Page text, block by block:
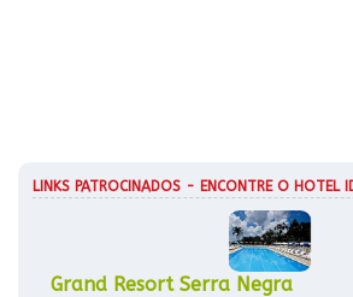
LINKS PATROCINADOS - ENCONTRE O HOTEL
Grand Resort Serra Negra